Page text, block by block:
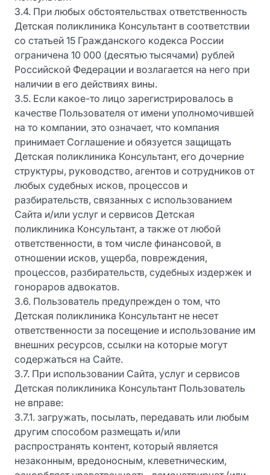
3.4. При любых обстоятельствах ответственность
Детская поликлиника Консультант в соответствии
со статьей 15 Гражданского кодекса России
ограничена 10 000 (десятью тысячами) рублей
Российской Федерации и возлагается на него при
наличии в его действиях вины.
3.5. Если какое-то лицо зарегистрировалось в
качестве Пользователя от имени уполномочившей
на то компании, это означает, что компания
принимает Соглашение и обязуется защищать
Детская поликлиника Консультант, его дочерние
структуры, руководство, агентов и сотрудников от
любых судебных исков, процессов и
разбирательств, связанных с использованием
Сайта и/или услуг и сервисов Детская
поликлиника Консультант, а также от любой
ответственности, в том числе финансовой, в
отношении исков, ущерба, повреждения,
процессов, разбирательств, судебных издержек и
гонораров адвокатов.
3.6. Пользователь предупрежден о том, что
Детская поликлиника Консультант не несет
ответственности за посещение и использование им
внешних ресурсов, ссылки на которые могут
содержаться на Сайте.
3.7. При использовании Сайта, услуг и сервисов
Детская поликлиника Консультант Пользователь
не вправе:
3.7.1. загружать, посылать, передавать или любым
другим способом размещать и/или
распространять контент, который является
незаконным, вредоносным, клеветническим,